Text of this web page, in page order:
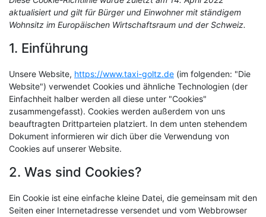
aktualisiert und gilt für Bürger und Einwohner mit ständigem
Wohnsitz im Europäischen Wirtschaftsraum und der Schweiz.
1. Einführung
Unsere Website, https://www.taxi-goltz.de (im folgenden: "Die
Website") verwendet Cookies und ähnliche Technologien (der
Einfachheit halber werden all diese unter "Cookies"
zusammengefasst). Cookies werden außerdem von uns
beauftragten Drittparteien platziert. In dem unten stehendem
Dokument informieren wir dich über die Verwendung von
Cookies auf unserer Website.
2. Was sind Cookies?
Ein Cookie ist eine einfache kleine Datei, die gemeinsam mit den
Seiten einer Internetadresse versendet und vom Webbrowser